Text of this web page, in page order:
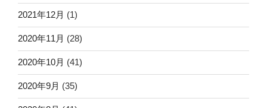
2021年12月 (1)
2020年11月 (28)
2020年10月 (41)
2020年9月 (35)